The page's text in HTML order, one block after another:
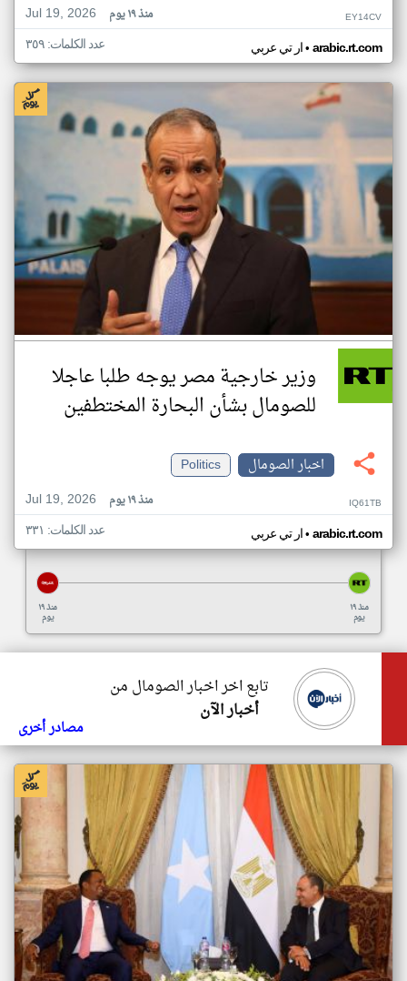
Jul 19, 2026
منذ ١٩ يوم EY14CV
ار تي عربي• arabic.rt.com عدد الكلمات: ٣٥٩
وزير خارجية مصر يوجه طلبا عاجلا
للصومال بشأن البحارة المختطفين
اخبار الصومال
Politics
Jul 19, 2026
منذ ١٩ يوم IQ61TB
ار تي عربي• arabic.rt.com عدد الكلمات: ٣٣١
منذ ١٩
يوم
منذ ١٩
يوم
تابع اخر اخبار الصومال من
أخبار الآن
مصادر أخرى